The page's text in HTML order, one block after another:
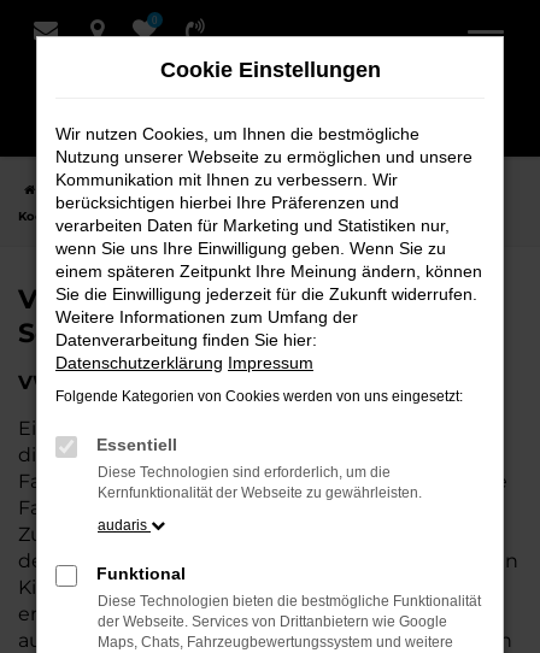
Zum
0
Startseite Stuhr VW
VW Jahreswagen für Stuhr bei Schmidt +
Koch
VW Jahreswagen für Stuhr bei
Schmidt + Koch
VW Jahreswagen – Die perfekte Wahl für Stuhr
Ein VW Jahreswagen ist die perfekte Wahl für alle,
die in der Nähe von Stuhr ein nahezu neues
Fahrzeug zu einem attraktiven Preis suchen. Diese
Fahrzeuge bieten Ihnen die Qualität und
Zuverlässigkeit eines Neuwagens, jedoch zu
deutlich günstigeren Konditionen. Mit nur wenigen
Kilometern auf dem Tacho und in einem
erstklassigen Zustand sind VW Jahreswagen eine
ausgezeichnete Wahl für Käufer, die von der hohen
Cookie Einstellungen
Wir nutzen Cookies, um Ihnen die bestmögliche
Nutzung unserer Webseite zu ermöglichen und unsere
Kommunikation mit Ihnen zu verbessern. Wir
berücksichtigen hierbei Ihre Präferenzen und
verarbeiten Daten für Marketing und Statistiken nur,
wenn Sie uns Ihre Einwilligung geben. Wenn Sie zu
einem späteren Zeitpunkt Ihre Meinung ändern, können
Sie die Einwilligung jederzeit für die Zukunft widerrufen.
Weitere Informationen zum Umfang der
Datenverarbeitung finden Sie hier:
Datenschutzerklärung Impressum
Folgende Kategorien von Cookies werden von uns eingesetzt:
Essentiell
Diese Technologien sind erforderlich, um die
Kernfunktionalität der Webseite zu gewährleisten.
audaris
Funktional
Diese Technologien bieten die bestmögliche Funktionalität
der Webseite. Services von Drittanbietern wie Google
Maps, Chats, Fahrzeugbewertungssystem und weitere